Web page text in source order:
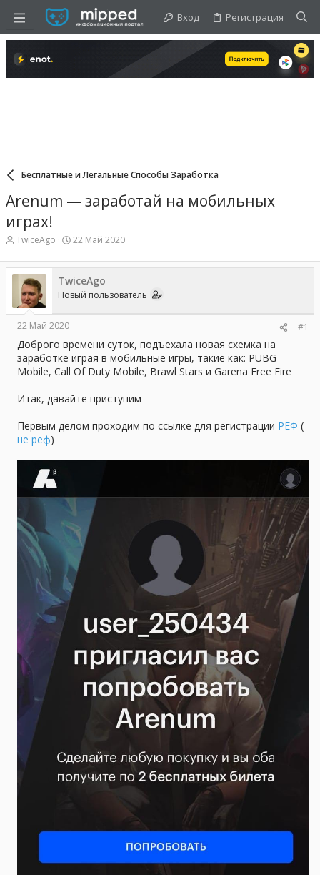
Вход Регистрация
Бесплатные и Легальные Способы Заработка
Arenum — заработай на мобильных
играх!
А
т
о
е
ы
TwiceAgo
Д
т
н
а
а
22 Май 2020
TwiceAgo
Новый пользователь
22 Май 2020 #1
Доброго времени суток, подъехала новая схемка на
заработке играя в мобильные игры, такие как: PUBG
Mobile, Call Of Duty Mobile, Brawl Stars и Garena Free Fire
Итак, давайте приступим
Первым делом проходим по ссылке для регистрации РЕФ (
не реф)